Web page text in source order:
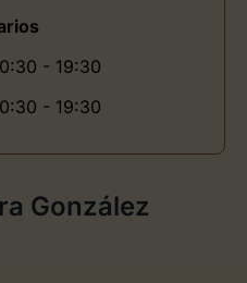
- 19:30
- 19:30
González